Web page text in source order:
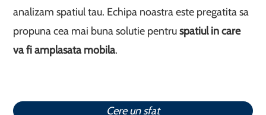
analizam spatiul tau. Echipa noastra este pregatita sa
propuna cea mai buna solutie pentruspatiul in care
va fi amplasata mobila.
Cere un sfat